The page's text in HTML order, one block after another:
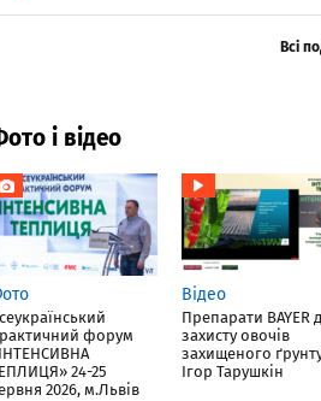
Всі
і відео
форум
24-25
2026, м.Львів
Відео
Препарати BAYER
захисту овочів
захищеного
Ігор Тарушкін